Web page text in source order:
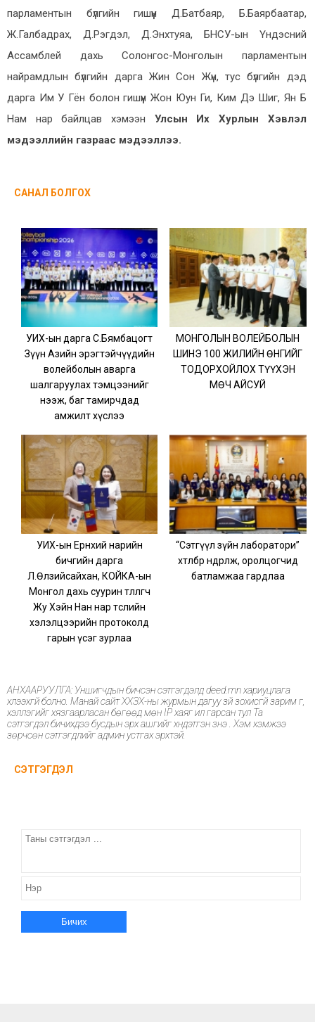
парламентын бүлгийн гишүүн Д.Батбаяр, Б.Баярбаатар,
Ж.Галбадрах, Д.Рэгдэл, Д.Энхтуяа, БНСУ-ын Үндэсний
Ассамблей дахь Солонгос-Монголын парламентын
найрамдлын бүлгийн дарга Жин Сон Жүн, тус бүлгийн дэд
дарга Им У Гён болон гишүүн Жон Юун Ги, Ким Дэ Шиг, Ян Бү
Нам нар байлцав хэмээн Улсын Их Хурлын Хэвлэл
мэдээллийн газраас мэдээллээ.
САНАЛ БОЛГОХ
УИХ-ын дарга С.Бямбацогт
Зүүн Азийн эрэгтэйчүүдийн
волейболын аварга
шалгаруулах тэмцээнийг
нээж, баг тамирчдад
амжилт хүслээ
МОНГОЛЫН ВОЛЕЙБОЛЫН
ШИНЭ 100 ЖИЛИЙН ӨНГИЙГ
ТОДОРХОЙЛОХ ТҮҮХЭН
МӨЧ АЙСУЙ
УИХ-ын Ерөнхий нарийн
бичгийн дарга
Л.Өлзийсайхан, КОЙКА-ын
Монгол дахь суурин төлөөлөгч
Жу Хэйн Нан нар төслийн
хэлэлцээрийн протоколд
гарын үсэг зурлаа
“Сэтгүүл зүйн лаборатори”
хөтөлбөр өндөрлөж, оролцогчид
батламжаа гардлаа
АНХААРУУЛГА: Уншигчдын бичсэн сэтгэгдэлд deed.mn хариуцлага
хүлээхгүй болно. Манай сайт ХХЗХ-ны журмын дагуу зүй зохисгүй зарим үг,
хэллэгийг хязгаарласан бөгөөд мөн IP хаяг ил гарсан тул Та
сэтгэгдэл бичихдээ бусдын эрх ашгийг хүндэтгэн үзнэ үү. Хэм хэмжээ
зөрчсөн сэтгэгдлийг админ устгах эрхтэй.
СЭТГЭГДЭЛ